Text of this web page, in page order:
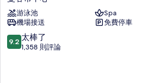
格
蘭
德
中
心
游泳池
Spa
機場接送
免費停車
9.2
分，
9.2 太棒了
1,358 則評論